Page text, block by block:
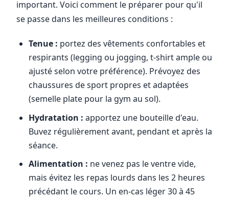
important. Voici comment le préparer pour qu'il
se passe dans les meilleures conditions :
Tenue : portez des vêtements confortables et
respirants (legging ou jogging, t-shirt ample ou
ajusté selon votre préférence). Prévoyez des
chaussures de sport propres et adaptées
(semelle plate pour la gym au sol).
Hydratation : apportez une bouteille d'eau.
Buvez régulièrement avant, pendant et après la
séance.
Alimentation : ne venez pas le ventre vide,
mais évitez les repas lourds dans les 2 heures
précédant le cours. Un en-cas léger 30 à 45